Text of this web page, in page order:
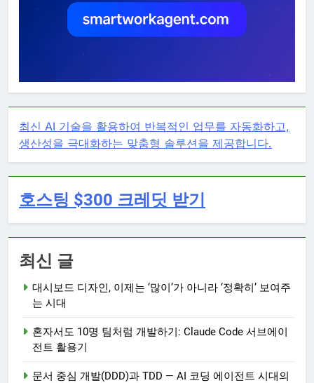
최신 AI 기술을 활용하여 반복적인 업무를 자동화하고,
생산성을 극대화하는 맞춤형 솔루션을 제공합니다.
호스팅 $300 크레딧 받기
최신 글
대시보드 디자인, 이제는 ‘많이’가 아니라 ‘정확히’ 보여주
는 시대
혼자서도 10명 팀처럼 개발하기: Claude Code 서브에이
전트 활용기
문서 중심 개발(DDD)과 TDD — AI 코딩 에이전트 시대의